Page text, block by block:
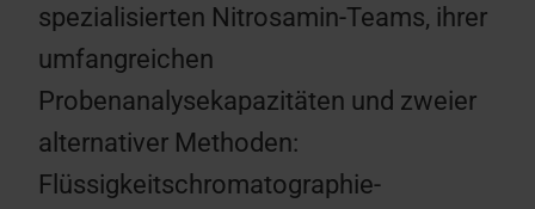
spezialisierten Nitrosamin-Teams, ihrer
umfangreichen
Probenanalysekapazitäten und zweier
alternativer Methoden:
Flüssigkeitschromatographie-